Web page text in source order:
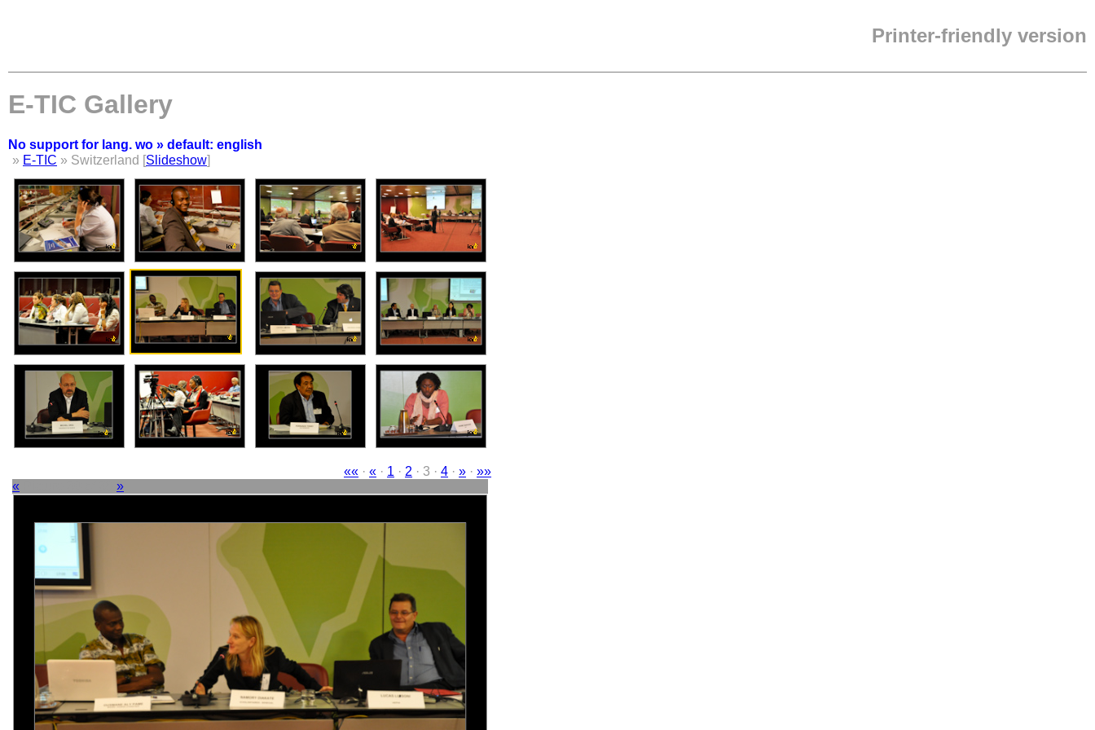
Printer-friendly version
E-TIC Gallery
No support for lang. wo » default: english
» E-TIC » Switzerland [Slideshow]
«« · « · 1 · 2 · 3 · 4 · » · »»
«
»